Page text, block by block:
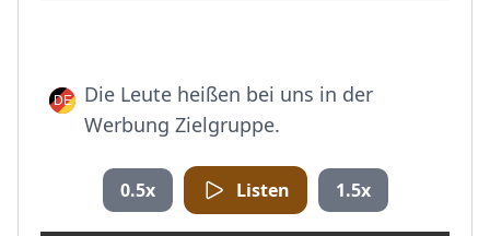
Die Leute heißen bei uns in der
Werbung Zielgruppe.
0.5x Listen 1.5x